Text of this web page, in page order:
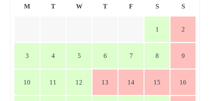
M T W T F S S
1 2
3 4 5 6 7 8 9
10 11 12 13 14 15 16